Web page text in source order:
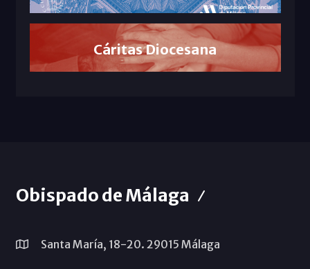
Cáritas Diocesana
Obispado de Málaga
Santa María, 18-20. 29015 Málaga